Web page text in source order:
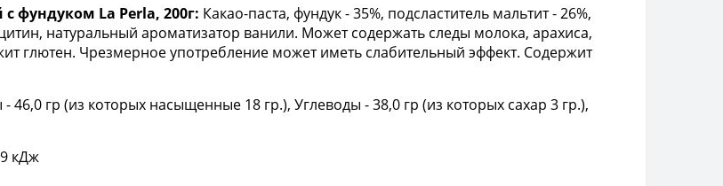
фундуком La Perla, 200г: Какао-паста, фундук - 35%, подсластитель мальтит - 26%,
натуральный ароматизатор ванили. Может содержать следы молока, арахиса,
глютен. Чрезмерное употребление может иметь слабительный эффект. Содержит
46,0 гр (из которых насыщенные 18 гр.), Углеводы - 38,0 гр (из которых сахар 3 гр.),
кДж